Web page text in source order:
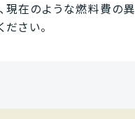
現在のような燃料費の異
さい。